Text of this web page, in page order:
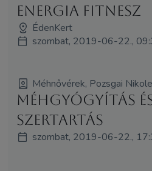
Energia Fitnesz
ÉdenKert
szombat, 2019-06-22.,
Méhnővérek, Pozsgai
Méhgyógyítás
szertartás
szombat, 2019-06-22.,